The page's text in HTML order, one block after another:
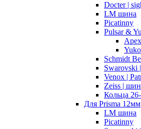
Docter |
LM шина
Picatinny
Pulsar &
Schmidt
Swarovski
Venox |
Zeiss |
Кольца
Для Prisma 12мм
LM шина
Picatinny